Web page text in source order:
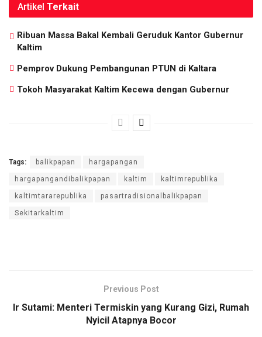
Artikel Terkait
Ribuan Massa Bakal Kembali Geruduk Kantor Gubernur
Kaltim
Pemprov Dukung Pembangunan PTUN di Kaltara
Tokoh Masyarakat Kaltim Kecewa dengan Gubernur
Tags: balikpapan hargapangan
hargapangandibalikpapan kaltim kaltimrepublika
kaltimtararepublika pasartradisionalbalikpapan
Sekitarkaltim
Previous Post
Ir Sutami: Menteri Termiskin yang Kurang Gizi, Rumah
Nyicil Atapnya Bocor